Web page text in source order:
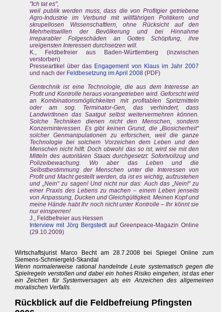
"Ich tat es",
weil publik werden muss, dass die von Profitgier getriebene
Agro-Industrie im Verbund mit willfährigen Politikern und
skrupellosen Wissenschaftlern, ohne Rücksicht auf den
Mehrheitswillen der Bevölkerung und bei Hinnahme
irreparabler Folgeschäden an Gottes Schöpfung, ihre
ureigensten Interessen durchsetzen will.
K., Feldbefreier aus Baden-Württemberg (inzwischen
verstorben)
Presseartikel über das Engagement von Klaus im Jahr 2007
und nach der Feldbesetzung im April 2008 (PDF)
Gentechnik ist eine Technologie, die aus dem Interesse an
Profit und Kontrolle heraus vorangetrieben wird. Geforscht wird
an Kombinationsmöglichkeiten mit profitablen Spritzmitteln
oder am sog. Terminator-Gen, das verhindert, dass
LandwirtInnen das Saatgut selbst weitervermehren können.
Solche Techniken dienen nicht den Menschen, sondern
Konzerninteressen. Es gibt keinen Grund, die „Biosicherheit“
solcher Genmanipulationen zu erforschen, weil die ganze
Technologie bei solchem Vorzeichen dem Leben und den
Menschen nicht hilft. Doch obwohl das so ist, wird sie mit den
Mitteln des autoritären Staats durchgesetzt: Sofortvollzug und
Polizeibewachung. Wo aber das Leben und die
Selbstbestimmung der Menschen unter die Interessen von
Profit und Macht gestellt werden, da ist es wichtig, aufzustehen
und „Nein“ zu sagen! Und nicht nur das: Auch das „Nein!“ zu
einer Praxis des Lebens zu machen – einem Leben jenseits
von Anpassung, Ducken und Gleichgültigkeit. Meinen Kopf und
meine Hände habt Ihr noch nicht unter Kontrolle – Ihr könnt sie
nur einsperren!
J., Feldbefreier aus Hessen
Interview mit Jörg Bergstedtauf Greenpeace-Magazin Online
(29.10.2009)
Wirtschaftsjurist Marco Becht am 28.7.2008 bei Spiegel Online zum
Siemens-Schmiergeld-Skandal
Wenn normalerweise rational handelnde Leute systematisch gegen die
Spielregeln verstoßen und dabei ein hohes Risiko eingehen, ist das eher
ein Zeichen für Systemversagen als ein Anzeichen des allgemeinen
moralischen Verfalls.
Rückblick auf die Feldbefreiung Pfingsten